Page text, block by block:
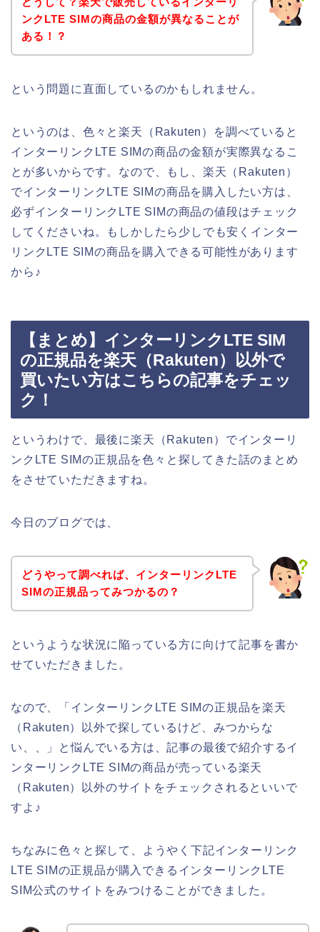
ンクLTE SIMの商品の金額が異なることが
ある！？
という問題に直面しているのかもしれません。
というのは、色々と楽天（Rakuten）を調べていると
インターリンクLTE SIMの商品の金額が実際異なるこ
とが多いからです。なので、もし、楽天（Rakuten）
でインターリンクLTE SIMの商品を購入したい方は、
必ずインターリンクLTE SIMの商品の値段はチェック
してくださいね。もしかしたら少しでも安くインター
リンクLTE SIMの商品を購入できる可能性があります
から♪
【まとめ】インターリンクLTE SIM
の正規品を楽天（Rakuten）以外で
買いたい方はこちらの記事をチェッ
ク！
というわけで、最後に楽天（Rakuten）でインターリ
ンクLTE SIMの正規品を色々と探してきた話のまとめ
をさせていただきますね。
今日のブログでは、
どうやって調べれば、インターリンクLTE
SIMの正規品ってみつかるの？
というような状況に陥っている方に向けて記事を書か
せていただきました。
なので、「インターリンクLTE SIMの正規品を楽天
（Rakuten）以外で探しているけど、みつからな
い、、」と悩んでいる方は、記事の最後で紹介するイ
ンターリンクLTE SIMの商品が売っている楽天
（Rakuten）以外のサイトをチェックされるといいで
すよ♪
ちなみに色々と探して、ようやく下記インターリンク
LTE SIMの正規品が購入できるインターリンクLTE
SIM公式のサイトをみつけることができました。